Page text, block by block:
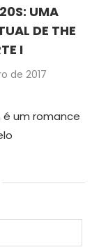
UMA
DE THE
I
de 2017
é um romance